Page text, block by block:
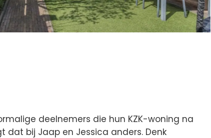
deelnemers die hun KZK-woning na
dat bij Jaap en Jessica anders. Denk